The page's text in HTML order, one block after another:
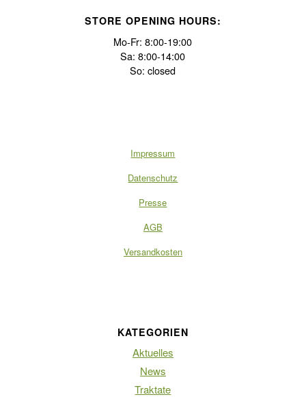
STORE OPENING HOURS:
Mo-Fr: 8:00-19:00
Sa: 8:00-14:00
So: closed
Impressum
Datenschutz
Presse
AGB
Versandkosten
KATEGORIEN
Aktuelles
News
Traktate